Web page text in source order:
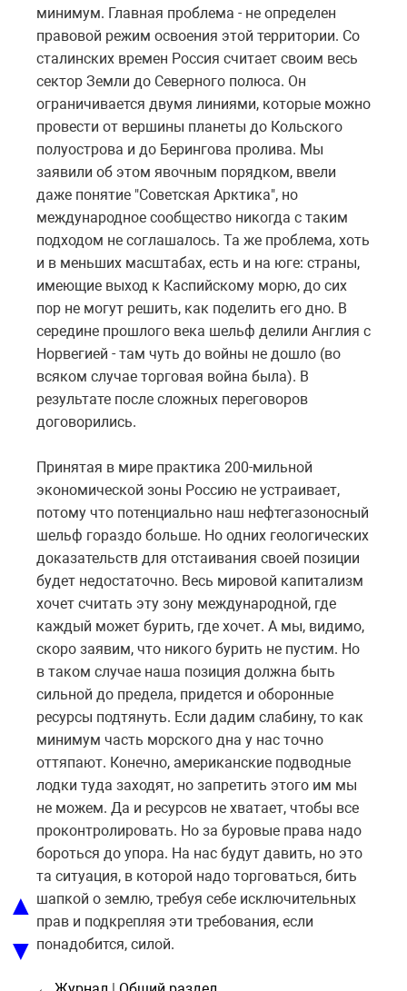
минимум. Главная проблема - не определен
правовой режим освоения этой территории. Со
сталинских времен Россия считает своим весь
сектор Земли до Северного полюса. Он
ограничивается двумя линиями, которые можно
провести от вершины планеты до Кольского
полуострова и до Берингова пролива. Мы
заявили об этом явочным порядком, ввели
даже понятие "Советская Арктика", но
международное сообщество никогда с таким
подходом не соглашалось. Та же проблема, хоть
и в меньших масштабах, есть и на юге: страны,
имеющие выход к Каспийскому морю, до сих
пор не могут решить, как поделить его дно. В
середине прошлого века шельф делили Англия с
Норвегией - там чуть до войны не дошло (во
всяком случае торговая война была). В
результате после сложных переговоров
договорились.
Принятая в мире практика 200-мильной
экономической зоны Россию не устраивает,
потому что потенциально наш нефтегазоносный
шельф гораздо больше. Но одних геологических
доказательств для отстаивания своей позиции
будет недостаточно. Весь мировой капитализм
хочет считать эту зону международной, где
каждый может бурить, где хочет. А мы, видимо,
скоро заявим, что никого бурить не пустим. Но
в таком случае наша позиция должна быть
сильной до предела, придется и оборонные
ресурсы подтянуть. Если дадим слабину, то как
минимум часть морского дна у нас точно
оттяпают. Конечно, американские подводные
лодки туда заходят, но запретить этого им мы
не можем. Да и ресурсов не хватает, чтобы все
проконтролировать. Но за буровые права надо
бороться до упора. На нас будут давить, но это
та ситуация, в которой надо торговаться, бить
шапкой о землю, требуя себе исключительных
прав и подкрепляя эти требования, если
понадобится, силой.
▲
▼